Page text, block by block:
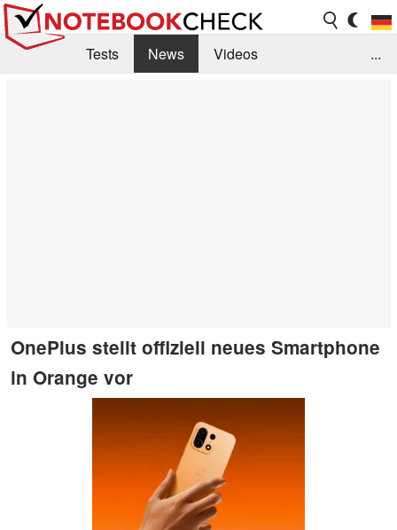
Tests News
Videos
...
OnePlus stellt offiziell neues Smartphone
in Orange vor